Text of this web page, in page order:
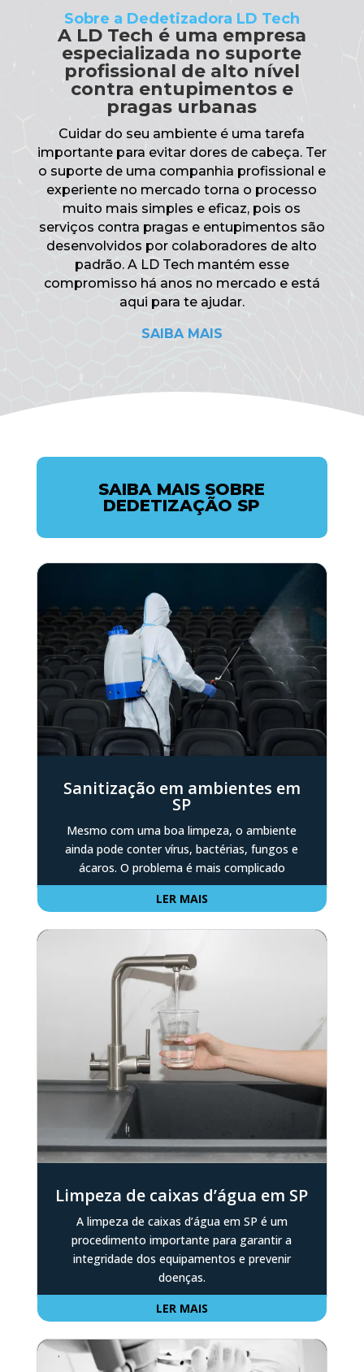
Sobre a Dedetizadora LD Tech
A LD Tech é uma empresa
especializada no suporte
profissional de alto nível
contra entupimentos e
pragas urbanas
Cuidar do seu ambiente é uma tarefa
importante para evitar dores de cabeça. Ter
o suporte de uma companhia profissional e
experiente no mercado torna o processo
muito mais simples e eficaz, pois os
serviços contra pragas e entupimentos são
desenvolvidos por colaboradores de alto
padrão. A LD Tech mantém esse
compromisso há anos no mercado e está
aqui para te ajudar.
SAIBA MAIS
SAIBA MAIS SOBRE
DEDETIZAÇÃO SP
Sanitização em ambientes em
SP
Mesmo com uma boa limpeza, o ambiente
ainda pode conter vírus, bactérias, fungos e
ácaros. O problema é mais complicado
LER MAIS
Limpeza de caixas d’água em SP
A limpeza de caixas d’água em SP é um
procedimento importante para garantir a
integridade dos equipamentos e prevenir
doenças.
LER MAIS